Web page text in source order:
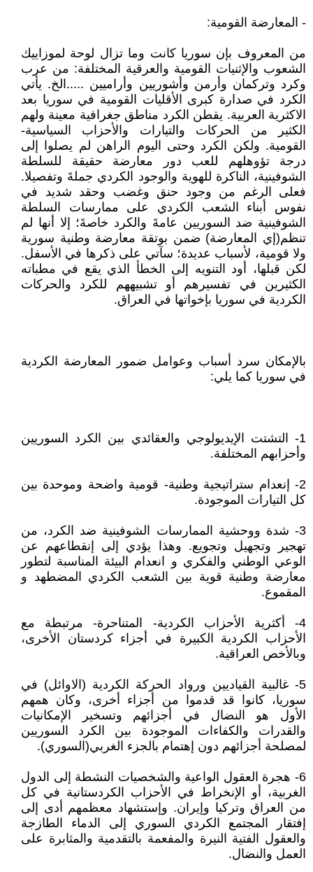
- المعارضة القومية:
من المعروف بإن سوريا كانت وما تزال لوحة لموزاييك
الشعوب والإثنيات القومية والعرقية المختلفة: من عرب
وكرد وتركمان وأرمن وأشوريين وأراميين .....الخ. يأتي
الكرد في صدارة كبرى الأقليات القومية في سوريا بعد
الاكثرية العربية. يقطن الكرد مناطق جغرافية معينة ولهم
الكثير من الحركات والتيارات والأحزاب السياسية-
القومية. ولكن الكرد وحتى اليوم الراهن لم يصلوا إلى
درجة تؤوهلهم للعب دور معارضة حقيقة للسلطة
الشوفينية، الناكرة للهوية والوجود الكردي جملةَ وتفصيلا.
فعلى الرغم من وجود حنق وغضب وحقد شديد في
نفوس أبناء الشعب الكردي على ممارسات السلطة
الشوفينية ضد السوريين عامةَ والكرد خاصةَ؛ إلا أنها لم
تنظم(إي المعارضة) ضمن بوتقة معارضة وطنية سورية
ولا قومية، لأسباب عديدة؛ سآتي على ذكرها في الأسفل.
لكن قبلها، أود التنويه إلى الخطأ الذي يقع في مطباته
الكثيرين في تفسيرهم أو تشبيههم للكرد والحركات
الكردية في سوريا بإخواتها في العراق.
بالإمكان سرد أسباب وعوامل ضمور المعارضة الكردية
في سوريا كما يلي:
1- التشتت الإيديولوجي والعقائدي بين الكرد السوريين
وأحزابهم المختلفة.
2- إنعدام ستراتيجية وطنية- قومية واضحة وموحدة بين
كل التيارات الموجودة.
3- شدة ووحشية الممارسات الشوفينية ضد الكرد، من
تهجير وتجهيل وتجويع. وهذا يؤدي إلى إنقطاعهم عن
الوعي الوطني والفكري و انعدام البيئة المناسبة لتطور
معارضة وطنية قوية بين الشعب الكردي المضطهد و
المقموع.
4- أكثرية الأحزاب الكردية- المتناحرة- مرتبطة مع
الأحزاب الكردية الكبيرة في أجزاء كردستان الأخرى،
وبالأخص العراقية.
5- غالبية القياديين ورواد الحركة الكردية (الاوائل) في
سوريا، كانوا قد قدموا من أجزاء أخرى، وكان همهم
الأول هو النضال في أجزائهم وتسخير الإمكانيات
والقدرات والكفاءات الموجودة بين الكرد السوريين
لمصلحة أجزائهم دون إهتمام بالجزء الغربي(السوري).
6- هجرة العقول الواعية والشخصيات النشطة إلى الدول
الغربية، أو الإنخراط في الأحزاب الكردستانية في كل
من العراق وتركيا وإيران. وإستشهاد معظمهم أدى إلى
إفتقار المجتمع الكردي السوري إلى الدماء الطازجة
والعقول الفتية النيرة والمفعمة بالتقدمية والمثابرة على
العمل والنضال.